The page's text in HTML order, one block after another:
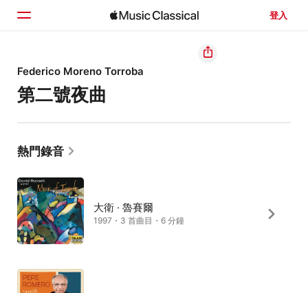
登入
首頁
瀏覽
搜尋
Federico Moreno Torroba
第二號夜曲
熱門錄音
大衛 · 魯賽爾
1997・3 首曲目・6 分鐘